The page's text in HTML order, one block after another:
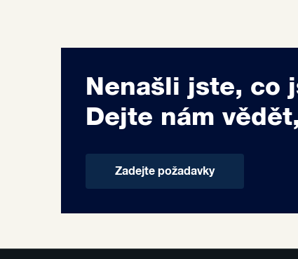
Nenašli jste, co
Dejte nám
Zadejte požadavky